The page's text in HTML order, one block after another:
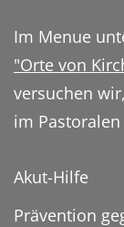
Im Menue
"Orte von
versuchen
im
Akut-Hilfe
Prävention